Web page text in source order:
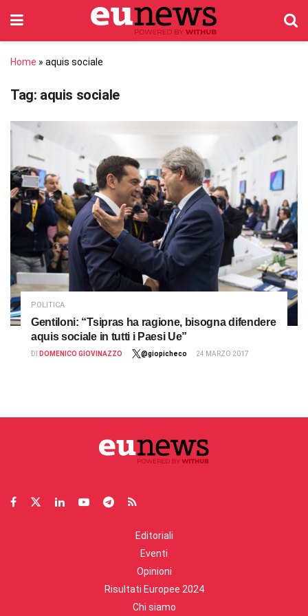
Home » aquis sociale
Tag: aquis sociale
POLITICA
Gentiloni: “Tsipras ha ragione, bisogna difendere
aquis sociale in tutti i Paesi Ue”
DI DOMENICO GIOVINAZZO @giopicheco 24 MARZO 2017
Editoriali
Eventi
Opinioni
Risultati Europee 2024
Chi siamo